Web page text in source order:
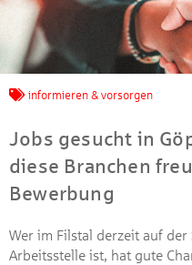
informieren & vorsorgen
Jobs gesucht in
diese Branchen
Bewerbung
Wer im Filstal derzeit auf der
Arbeitsstelle ist, hat gute
Jetzt
Machen Sie mit bei
Treffpunkt Gold der
Beantworten Sie